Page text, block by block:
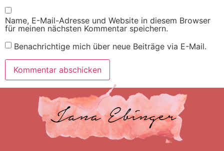
Name, E-Mail-Adresse und Website in diesem Browser
für meinen nächsten Kommentar speichern.
Benachrichtige mich über neue Beiträge via E-Mail.